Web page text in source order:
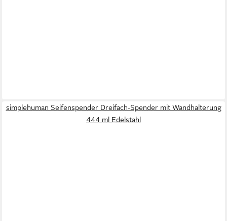
simplehuman Seifenspender Dreifach-Spender mit Wandhalterung
444 ml Edelstahl